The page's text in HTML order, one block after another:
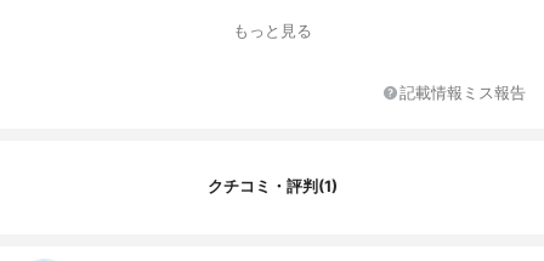
もっと見る
記載情報ミス報告
クチコミ・評判(1)